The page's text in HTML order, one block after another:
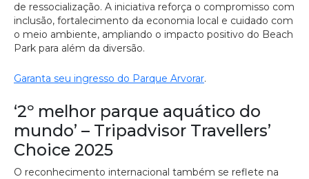
de ressocialização. A iniciativa reforça o compromisso com
inclusão, fortalecimento da economia local e cuidado com
o meio ambiente, ampliando o impacto positivo do Beach
Park para além da diversão.
Garanta seu ingresso do Parque Arvorar.
‘2º melhor parque aquático do
mundo’ – Tripadvisor Travellers’
Choice 2025
O reconhecimento internacional também se reflete na